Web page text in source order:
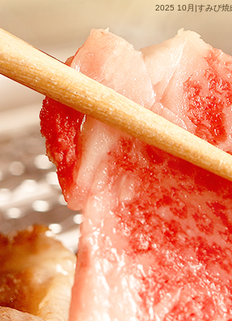
2025 10月|すみび